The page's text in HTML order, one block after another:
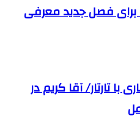
مادرید برای فصل جدید معرفی
با تارتار/ آقا کریم در